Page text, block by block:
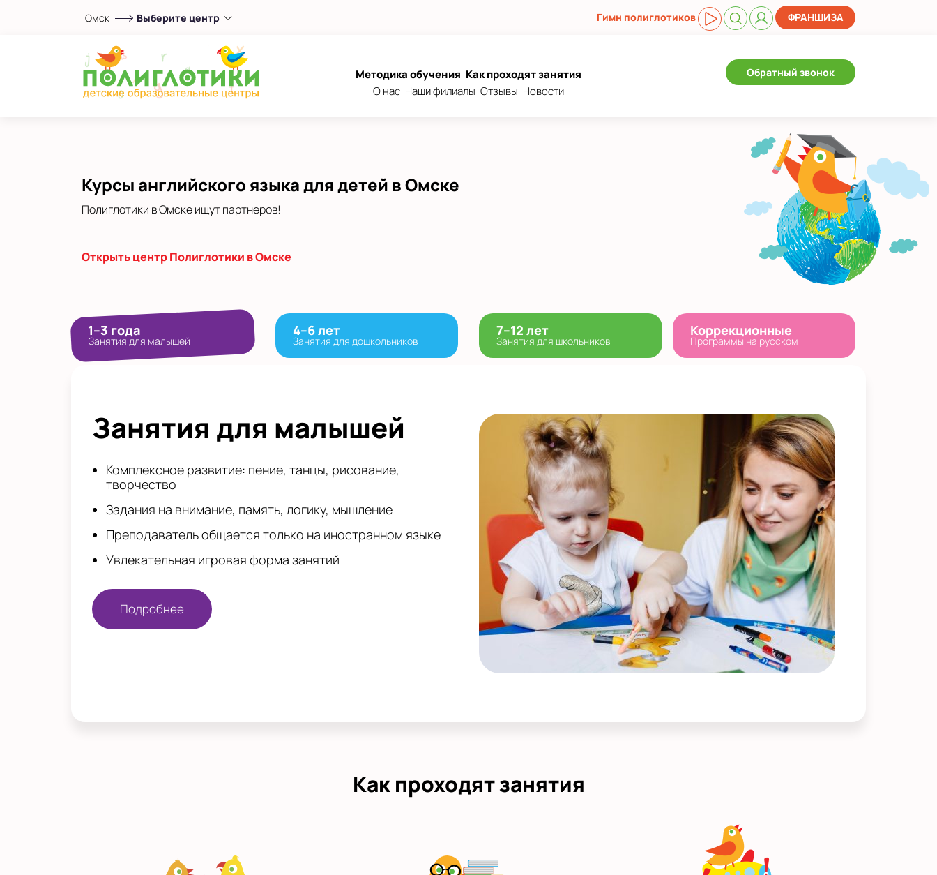
Омск Выберите центр
Выберите центр
Показать на карте
Выбрать другой город
Гимн полиглотиков ФРАНШИЗА
Методика обучения Как проходят занятия
О нас Наши филиалы Отзывы Новости
Обратный звонок
Курсы английского языка для детей в Омске
Полиглотики в Омске ищут партнеров!
Открыть центр Полиглотики в Омске
1–3 года
Занятия для малышей
4–6 лет
Занятия для дошкольников
7–12 лет
Занятия для школьников
Коррекционные
Программы на русском
Занятия для малышей
Комплексное развитие: пение, танцы, рисование,
творчество
Задания на внимание, память, логику, мышление
Преподаватель общается только на иностранном языке
Увлекательная игровая форма занятий
Подробнее
Как проходят занятия